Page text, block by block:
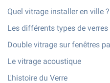
Quel vitrage installer en ville ?
Les différents types de verres
Double vitrage sur fenêtres
Le vitrage acoustique
L'histoire du Verre